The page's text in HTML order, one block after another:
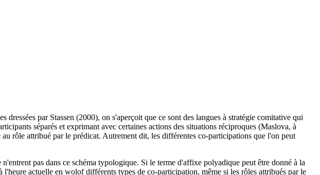
par Stassen (2000), on s'aperçoit que ce sont des langues à stratégie comitative qui
séparés et exprimant avec certaines actions des situations réciproques (Maslova, à
rôle attribué par le prédicat. Autrement dit, les différentes co-participations que l'on peut
pas dans ce schéma typologique. Si le terme d'affixe polyadique peut être donné à la
actuelle en wolof différents types de co-participation, même si les rôles attribués par le